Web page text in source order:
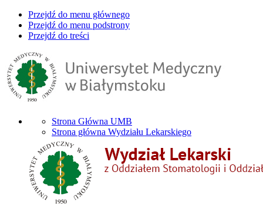
Przejdź do menu głównego
Przejdź do menu podstrony
Przejdź do treści
Strona Główna UMB
Strona główna Wydziału Lekarskiego